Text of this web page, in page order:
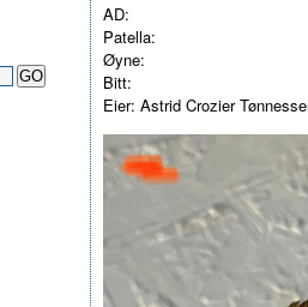
AD:
Patella:
Øyne:
Bitt:
Eier: Astrid Crozier